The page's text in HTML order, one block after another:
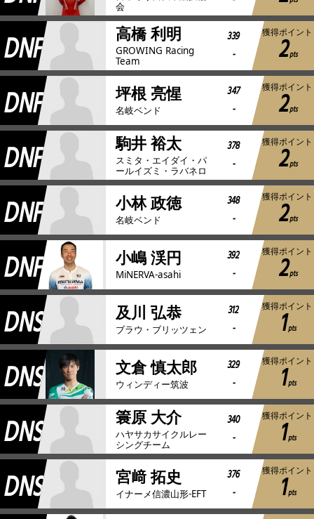
会
DNF 高橋 利明
GROWING Racing
Team
339
-
獲得ポイント
2pts
DNF 坪根 亮惺
名岐ベンド
347
-
獲得ポイント
2pts
DNF 駒井 裕太
スミタ・エイダイ・パ
ールイズミ・ラバネロ
378
-
獲得ポイント
2pts
DNF 小林 政徳
名岐ベンド
348
-
獲得ポイント
2pts
DNF 小嶋 渓円
MiNERVA-asahi
392
-
獲得ポイント
2pts
DNS 及川 弘恭
ブラウ・ブリッツェン
312
-
獲得ポイント
1pts
DNS 文倉 慎太郎
ウィンディー筑波
329
-
獲得ポイント
1pts
DNS 簑原 大介
ハヤサカサイクルレー
シングチーム
340
-
獲得ポイント
1pts
DNS 宮﨑 拓史
イナーメ信濃山形-EFT
376
-
獲得ポイント
1pts